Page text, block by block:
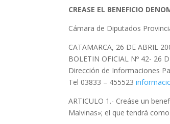
CREASE EL BENEFICIO
Cámara de Diputados
CATAMARCA, 26 DE ABRIL
BOLETIN OFICIAL Nº 42- 26
Dirección de Informaciones
Tel 03833 – 455523
ARTICULO 1.- Creáse un
Malvinas»; el que tendrá